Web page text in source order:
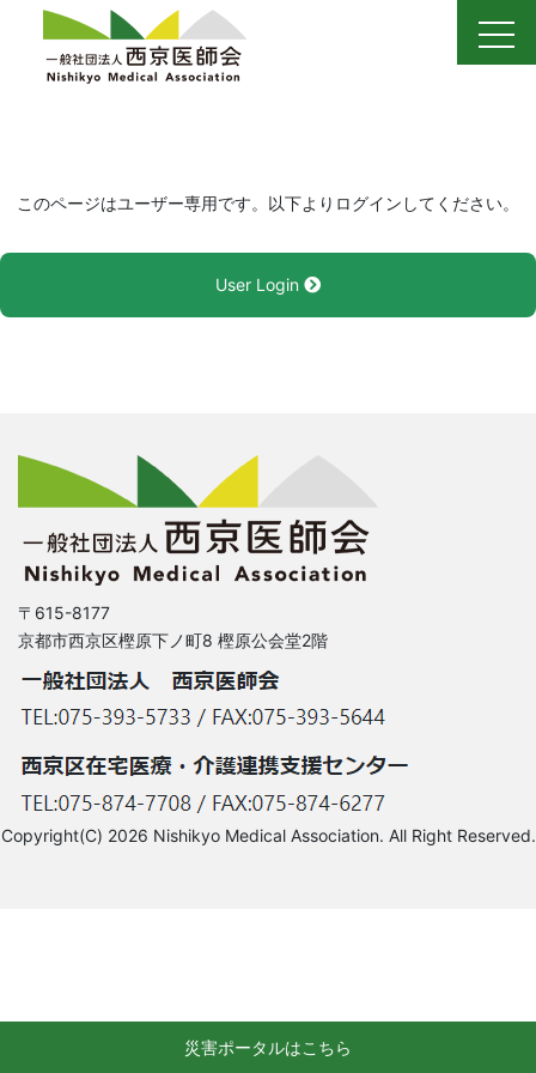
content
このページはユーザー専用です。以下よりログインしてください。
User Login
〒615-8177
京都市西京区樫原下ノ町8 樫原公会堂2階
Copyright(C) 2026 Nishikyo Medical Association. All Right Reserved.
災害ポータルはこちら